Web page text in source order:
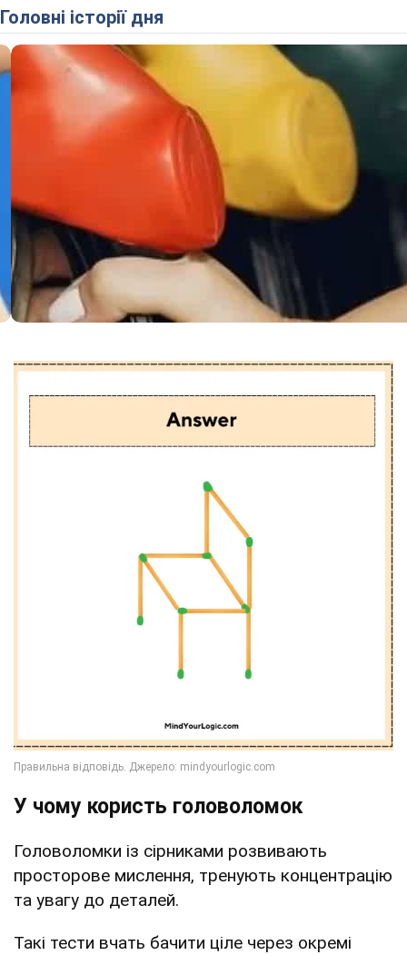
Головні історії дня
У чому користь головоломок
Головоломки із сірниками розвивають
просторове мислення, тренують концентрацію
та увагу до деталей.
Такі тести вчать бачити ціле через окремі